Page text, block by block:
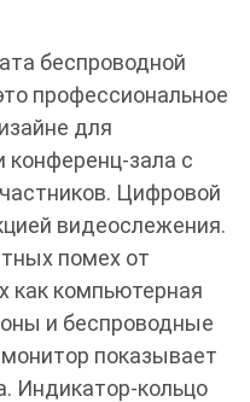
беспроводной
профессиональное
для
конференц-зала с
Цифровой
видеослежения.
помех от
как компьютерная
и беспроводные
показывает
Индикатор-кольцо